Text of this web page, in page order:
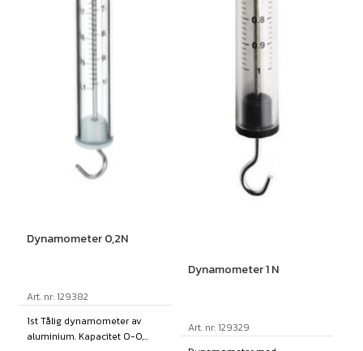
Dynamometer 0,2N
Art. nr: 129382
1st Tålig dynamometer av
aluminium. Kapacitet 0-0,...
Dynamometer 1 N
Art. nr: 129329